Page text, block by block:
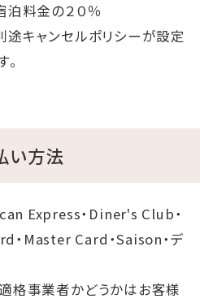
金の２０％
キャンセルポリシーが設定
い方法
Express・Diner's Club・
・Master Card・Saison・デ
格事業者かどうかはお客様